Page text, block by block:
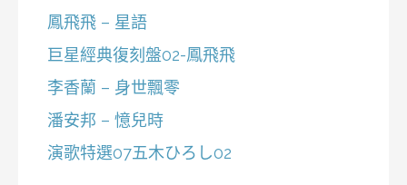
鳳飛飛 – 星語
巨星經典復刻盤02-鳳飛飛
李香蘭 – 身世飄零
潘安邦 – 憶兒時
演歌特選07五木ひろし02